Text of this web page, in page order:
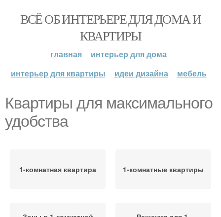
ВСЁ ОБ ИНТЕРЬЕРЕ ДЛЯ ДОМА И
КВАРТИРЫ
главная
интерьер для дома
интерьер для квартиры
идеи дизайна мебель
Квартиры для максимального
удобства
1-комнатная квартира 1-комнатные квартиры